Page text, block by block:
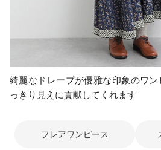
綺麗なドレープが優雅な印象のワ
っきり見えに貢献してくれます
フレアワンピース